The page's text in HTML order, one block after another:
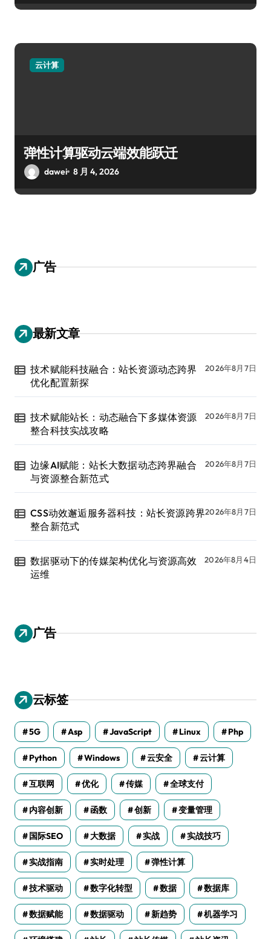
云计算
弹性计算驱动云端效能跃迁
dawei 8 月 4, 2026
广告
最新文章
技术赋能科技融合：站长资源动态跨界
优化配置新探
2026年8月7日
技术赋能站长：动态融合下多媒体资源
整合科技实战攻略
2026年8月7日
边缘AI赋能：站长大数据动态跨界融合
与资源整合新范式
2026年8月7日
CSS动效邂逅服务器科技：站长资源跨界
整合新范式
2026年8月7日
数据驱动下的传媒架构优化与资源高效
运维
2026年8月4日
广告
云标签
5G Asp JavaScript Linux Php
Python Windows 云安全 云计算
互联网 优化 传媒 全球支付
内容创新 函数 创新 变量管理
国际SEO 大数据 实战 实战技巧
实战指南 实时处理 弹性计算
技术驱动 数字化转型 数据 数据库
数据赋能 数据驱动 新趋势 机器学习